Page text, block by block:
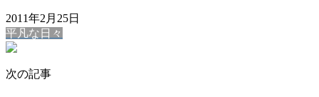
2011年2月25日
平凡な日々
次の記事